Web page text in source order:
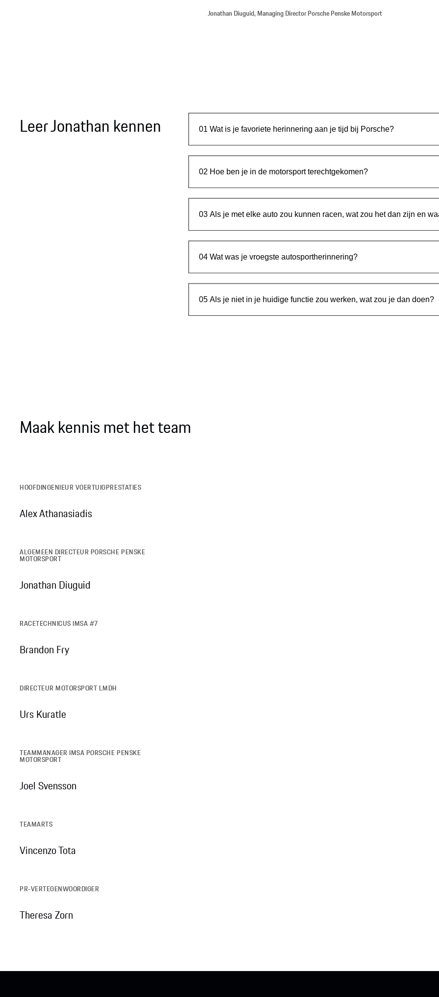
Jonathan Diuguid, Managing Director Porsche Penske Motorsport
Leer Jonathan kennen 01 Wat is je favoriete herinnering aan je tijd bij Porsche?
02 Hoe ben je in de motorsport terechtgekomen?
03 Als je met elke auto zou kunnen racen, wat zou het dan zijn en
04 Wat was je vroegste autosportherinnering?
05 Als je niet in je huidige functie zou werken, wat zou je dan doen?
Maak kennis met het team
HOOFDINGENIEUR VOERTUIGPRESTATIES
Alex Athanasiadis
ALGEMEEN DIRECTEUR PORSCHE PENSKE
MOTORSPORT
Jonathan Diuguid
RACETECHNICUS IMSA #7
Brandon Fry
DIRECTEUR MOTORSPORT LMDH
Urs Kuratle
TEAMMANAGER IMSA PORSCHE PENSKE
MOTORSPORT
Joel Svensson
TEAMARTS
Vincenzo Tota
PR-VERTEGENWOORDIGER
Theresa Zorn